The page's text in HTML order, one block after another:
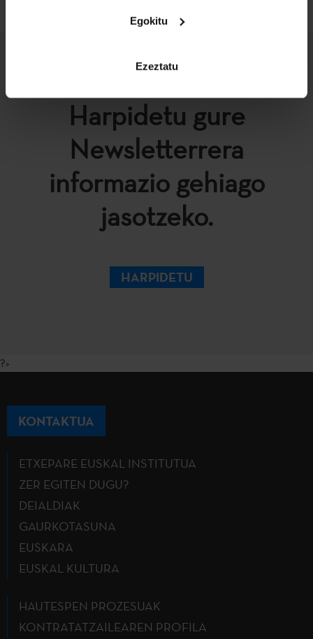
Egokitu
Ezeztatu
Harpidetu gure
Newsletterrera
informazio gehiago
jasotzeko.
HARPIDETU
?>
KONTAKTUA
ETXEPARE EUSKAL INSTITUTUA
ZER EGITEN DUGU?
DEIALDIAK
GAURKOTASUNA
EUSKARA
EUSKAL KULTURA
HAUTESPEN PROZESUAK
KONTRATATZAILEAREN PROFILA